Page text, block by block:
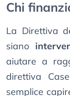
Chi
La Direttiva
siano
aiutare a
direttiva
semplice